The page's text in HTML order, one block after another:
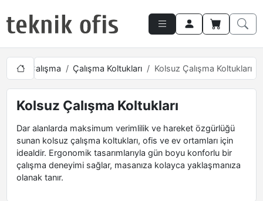
Çalışma Çalışma Koltukları Kolsuz Çalışma Koltukları
Kolsuz Çalışma Koltukları
Dar alanlarda maksimum verimlilik ve hareket özgürlüğü
sunan kolsuz çalışma koltukları, ofis ve ev ortamları için
idealdir. Ergonomik tasarımlarıyla gün boyu konforlu bir
çalışma deneyimi sağlar, masanıza kolayca yaklaşmanıza
olanak tanır.